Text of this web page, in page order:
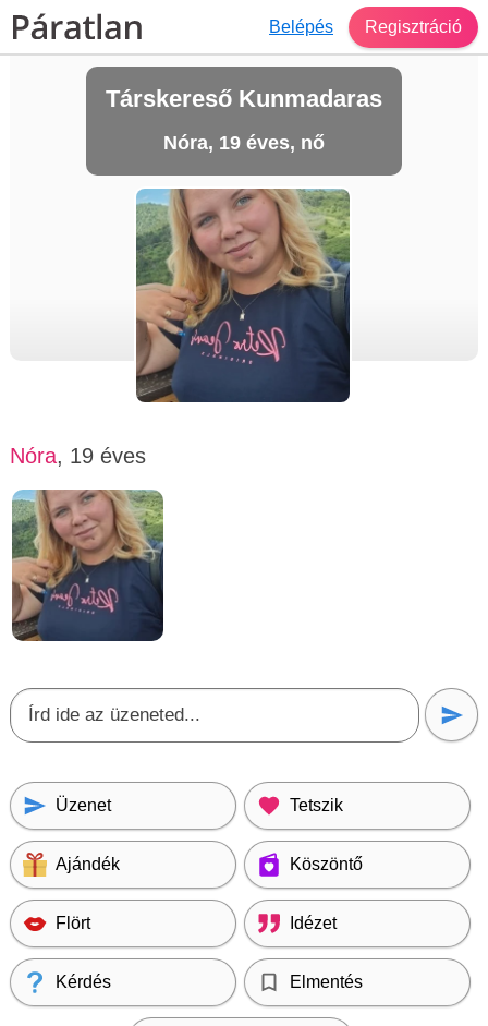
Belépés Regisztráció
Társkereső Kunmadaras
Nóra, 19 éves, nő
Nóra, 19 éves
Üzenet Tetszik
Ajándék Köszöntő
Flört Idézet
Kérdés Elmentés